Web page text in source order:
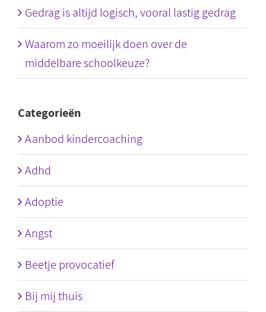
Gedrag is altijd logisch, vooral lastig gedrag
Waarom zo moeilijk doen over de
middelbare schoolkeuze?
Categorieën
Aanbod kindercoaching
Adhd
Adoptie
Angst
Beetje provocatief
Bij mij thuis